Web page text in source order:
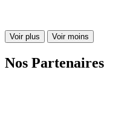
Voir plus Voir moins
Nos Partenaires